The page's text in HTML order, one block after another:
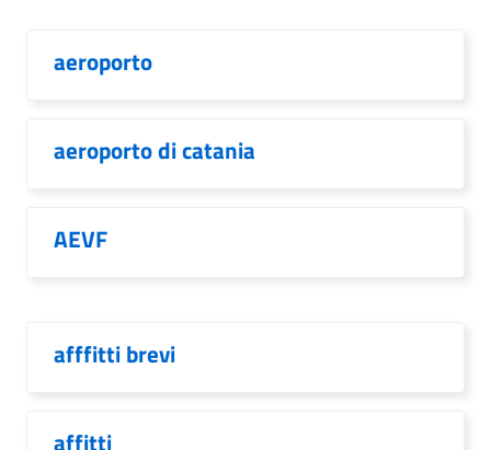
aeroporto
aeroporto di catania
AEVF
afffitti brevi
affitti